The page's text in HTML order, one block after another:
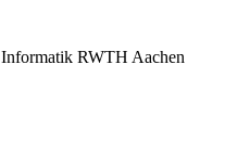
RWTH Aachen